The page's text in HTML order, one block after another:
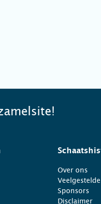
Over ons
Sponsors
Disclaimer